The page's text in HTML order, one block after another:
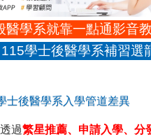
醫學系就靠一點通影音
學士後醫學系補習選
士後醫學系入學管道差異
過繁星推薦、申請入學、分